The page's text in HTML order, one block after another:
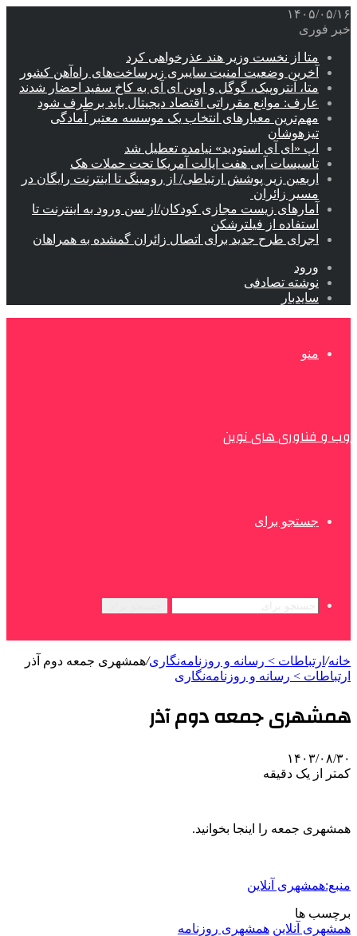
۱۴۰۵/۰۵/۱۶
خبر فوری
متا از نخست وزیر هند عذرخواهی کرد
آخرین وضعیت امنیت سایبری زیرساخت‌های راه‌آهن کشور
متا، آنتروپیک، گوگل و اوپن ای آی به کاخ سفید احضار شدند
عارف: موانع مقرراتی اقتصاد دیجیتال باید برطرف شود
مهم‌ترین معیارهای انتخاب یک موسسه معتبر آمادگی
تیزهوشان
اپ «ای آی استودید» نیامده تعطیل شد
تاسیسات آبی هفت ایالت آمریکا تحت حملات هک
اربعین زیر پوشش ارتباطی/ از رومینگ تا اینترنت رایگان در
مسیر زائران
آمارهای زیست مجازی کودکان/از سن ورود به اینترنت تا
استفاده از فیلترشکن
اجرای طرح جدید برای اتصال زائران گمشده به همراهان
ورود
نوشته تصادفی
سایدبار
منو
وب و فناوری های نوین
جستجو برای
خانه/ ارتباطات > رسانه و روزنامه‌نگاری/همشهری جمعه دوم آذر
ارتباطات > رسانه و روزنامه‌نگاری
همشهری جمعه دوم آذر
۱۴۰۳/۰۸/۳۰
کمتر از یک دقیقه
همشهری جمعه را اینجا بخوانید.
منبع:همشهری آنلاین
برچسب ها
همشهری آنلاین همشهری روزنامه